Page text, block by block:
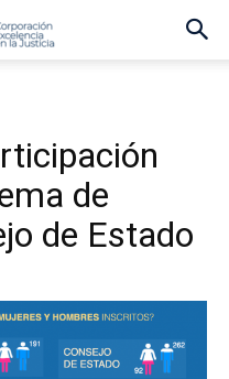
de
de Estado